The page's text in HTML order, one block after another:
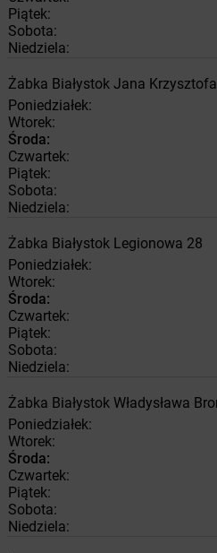
Piątek:
Sobota:
Niedziela:
Żabka Białystok Jana
Poniedziałek:
Wtorek:
Środa:
Czwartek:
Piątek:
Sobota:
Niedziela:
Żabka Białystok Legionowa 28
Poniedziałek:
Wtorek:
Środa:
Czwartek:
Piątek:
Sobota:
Niedziela:
Żabka Białystok Władysława
Poniedziałek:
Wtorek:
Środa:
Czwartek:
Piątek:
Sobota:
Niedziela: